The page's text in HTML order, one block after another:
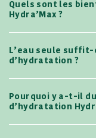
Quels sont les
Hydra’Max ?
L’eau seule
d’hydratation ?
Pourquoi y a-t-il
d’hydratation